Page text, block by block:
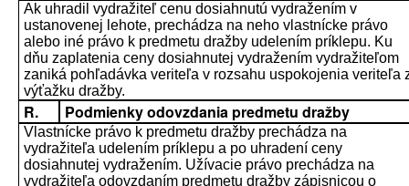
Ak uhradil vydražiteľ cenu dosiahnutú vydražením v
ustanovenej lehote, prechádza na neho vlastnícke právo
alebo iné právo k predmetu dražby udelením príklepu. Ku
dňu zaplatenia ceny dosiahnutej vydražením vydražiteľom
zaniká pohľadávka veriteľa v rozsahu uspokojenia veriteľa
výťažku dražby.
R. Podmienky odovzdania predmetu dražby
Vlastnícke právo k predmetu dražby prechádza na
vydražiteľa udelením príklepu a po uhradení ceny
dosiahnutej vydražením. Užívacie právo prechádza na
vydražiteľa odovzdaním predmetu dražby zápisnicou o